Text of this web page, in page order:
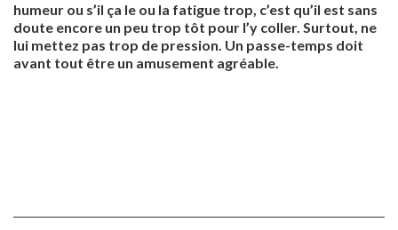
humeur ou s’il ça le ou la fatigue trop, c’est qu’il est sans
doute encore un peu trop tôt pour l’y coller. Surtout, ne
lui mettez pas trop de pression. Un passe-temps doit
avant tout être un amusement agréable.